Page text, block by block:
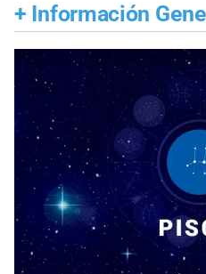
+ Información